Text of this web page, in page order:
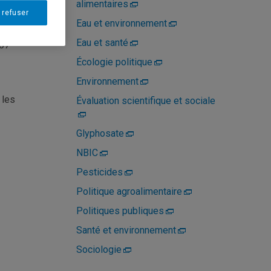
les
alimentaires
Eau et environnement
Eau et santé
Écologie politique
Environnement
Évaluation scientifique et sociale
Glyphosate
NBIC
Pesticides
Politique agroalimentaire
Politiques publiques
Santé et environnement
Sociologie
refuser